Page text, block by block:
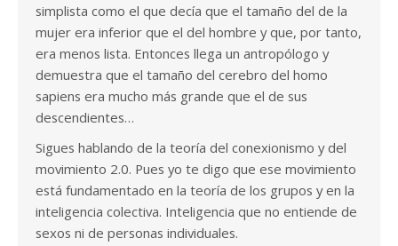
simplista como el que decía que el tamaño del de la
mujer era inferior que el del hombre y que, por tanto,
era menos lista. Entonces llega un antropólogo y
demuestra que el tamaño del cerebro del homo
sapiens era mucho más grande que el de sus
descendientes…
Sigues hablando de la teoría del conexionismo y del
movimiento 2.0. Pues yo te digo que ese movimiento
está fundamentado en la teoría de los grupos y en la
inteligencia colectiva. Inteligencia que no entiende de
sexos ni de personas individuales.